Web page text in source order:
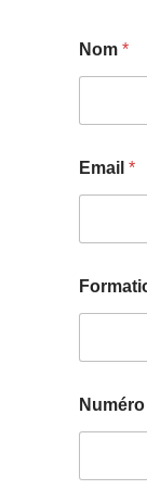
Nom *
Email *